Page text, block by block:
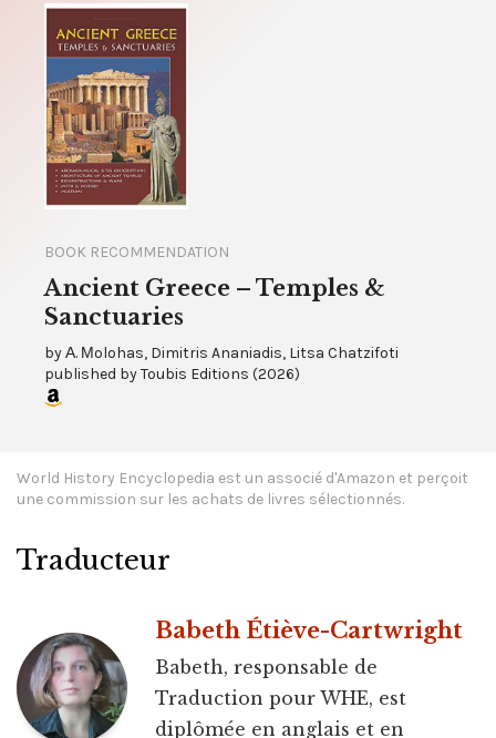
BOOK RECOMMENDATION
Ancient Greece – Temples &
Sanctuaries
byΑ. Μolohas, Dimitris Ananiadis, Litsa Chatzifoti
published byToubis Editions (2026)
World History Encyclopedia est un associé d'Amazon et perçoit
une commission sur les achats de livres sélectionnés.
Traducteur
Babeth Étiève-Cartwright
Babeth, responsable de
Traduction pour WHE, est
diplômée en anglais et en